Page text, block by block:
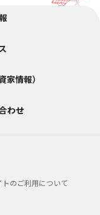
家情報）
わせ
トのご利用について